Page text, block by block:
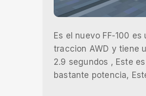
Es el nuevo FF-100
traccion AWD y tiene
2.9 segundos , Este
bastante potencia,